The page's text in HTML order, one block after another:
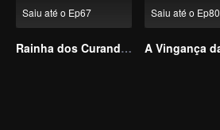
Saiu até o Ep67
Rainha dos Curandeiros (Versão Coreana)
Saiu até o Ep80